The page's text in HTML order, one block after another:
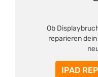
Ob
reparieren
IPAD